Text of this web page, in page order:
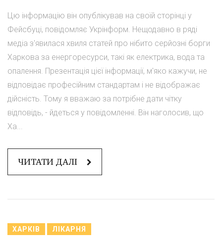
Цю інформацію він опублікував на своїй сторінці у
Фейсбуці, повідомляє Укрінформ. Нещодавно в ряді
медіа з'явилася хвиля статей про нібито серйозні борги
Харкова за енергоресурси, такі як електрика, вода та
опалення. Презентація цієї інформації, м'яко кажучи, не
відповідає професійним стандартам і не відображає
дійсність. Тому я вважаю за потрібне дати чітку
відповідь, - йдеться у повідомленні. Він наголосив, що
Ха...
ЧИТАТИ ДАЛІ
ХАРКІВ ЛІКАРНЯ